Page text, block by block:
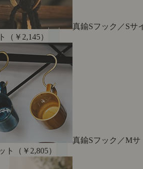
真鍮Sフック／Sサ
（￥2,145）
真鍮Sフック／Mサ
ト（￥2,805）